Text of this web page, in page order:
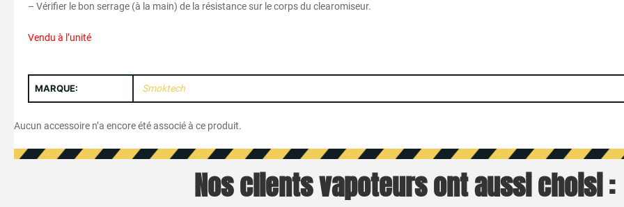
– Vérifier le bon serrage (à la main) de la résistance sur le corps du clearomiseur.
Vendu à l’unité
MARQUE: Smoktech
Aucun accessoire n’a encore été associé à ce produit.
Nos clients vapoteurs ont aussi choisi :